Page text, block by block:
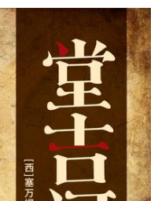
生保健 民生用品
動休閒 親子玩具
妝保養 情趣用品